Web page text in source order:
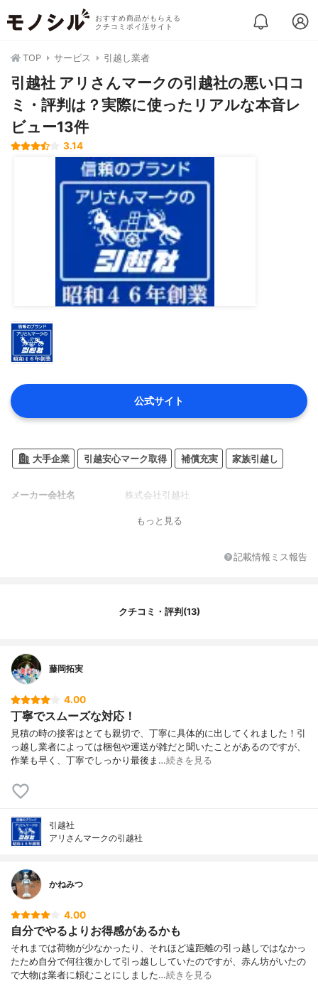
おすすめ商品がもらえる
クチコミポイ活サイト
TOP サービス 引越し業者
引越社 アリさんマークの引越社の悪い口コ
ミ・評判は？実際に使ったリアルな本音レ
ビュー13件
3.14
公式サイト
大手企業 引越安心マーク取得 補償充実 家族引越し
メーカー会社名 株式会社引越社
もっと見る
記載情報ミス報告
クチコミ・評判(13)
藤岡拓実
4.00
丁寧でスムーズな対応！
見積の時の接客はとても親切で、丁寧に具体的に出してくれました！引
っ越し業者によっては梱包や運送が雑だと聞いたことがあるのですが、
作業も早く、丁寧でしっかり最後ま…続きを見る
引越社
アリさんマークの引越社
かねみつ
4.00
自分でやるよりお得感があるかも
それまでは荷物が少なかったり、それほど遠距離の引っ越しではなかっ
たため自分で何往復かして引っ越ししていたのですが、赤ん坊がいたの
で大物は業者に頼むことにしました…続きを見る